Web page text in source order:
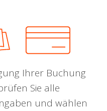
Ihrer Buchung
Sie alle
und wählen